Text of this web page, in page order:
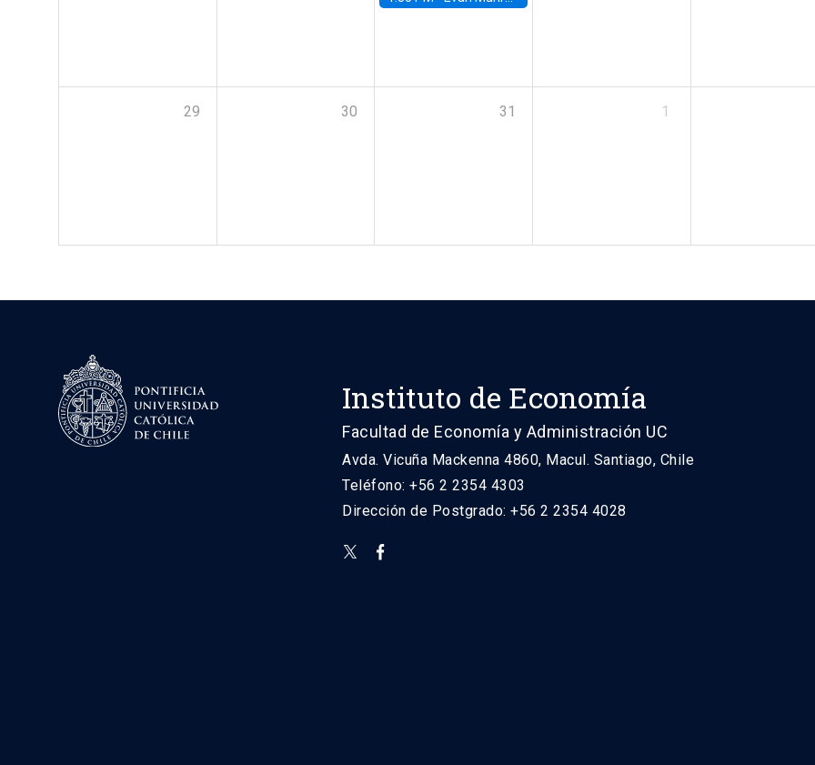
29 30 31 1
Instituto de Economía
Facultad de Economía y Administración UC
Avda. Vicuña Mackenna 4860, Macul. Santiago, Chile
Teléfono: +56 2 2354 4303
Dirección de Postgrado: +56 2 2354 4028